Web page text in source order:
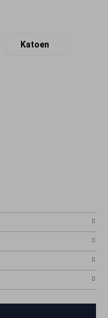
Katoen